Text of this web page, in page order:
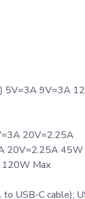
5V=3A 9V=3A
20V=2.25A
20V=2.25A 45W
Max
USB-C cable);